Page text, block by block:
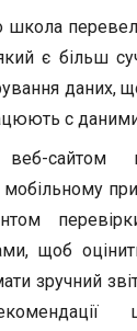
є більш
даних,
с
сайтом
щоб
зручний